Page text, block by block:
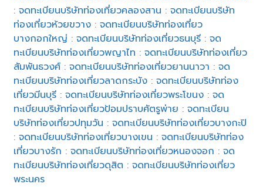
:จดทะเบียนบริษัทท่องเที่ยวคลองสาน :จดทะเบียนบริษัท
ท่องเที่ยวห้วยขวาง :จดทะเบียนบริษัทท่องเที่ยว
บางกอกใหญ่ :จดทะเบียนบริษัทท่องเที่ยวธนบุรี :จด
ทะเบียนบริษัทท่องเที่ยวพญาไท :จดทะเบียนบริษัทท่องเที่ยว
สัมพันธวงศ์ :จดทะเบียนบริษัทท่องเที่ยวยานนาวา :จด
ทะเบียนบริษัทท่องเที่ยวลาดกระบัง :จดทะเบียนบริษัทท่อง
เที่ยวมีนบุรี :จดทะเบียนบริษัทท่องเที่ยวพระโขนง :จด
ทะเบียนบริษัทท่องเที่ยวป้อมปราบศัตรูพ่าย :จดทะเบียน
บริษัทท่องเที่ยวปทุมวัน :จดทะเบียนบริษัทท่องเที่ยวบางกะปิ
:จดทะเบียนบริษัทท่องเที่ยวบางเขน :จดทะเบียนบริษัทท่อง
เที่ยวบางรัก :จดทะเบียนบริษัทท่องเที่ยวหนองจอก :จด
ทะเบียนบริษัทท่องเที่ยวดุสิต :จดทะเบียนบริษัทท่องเที่ยว
พระนคร